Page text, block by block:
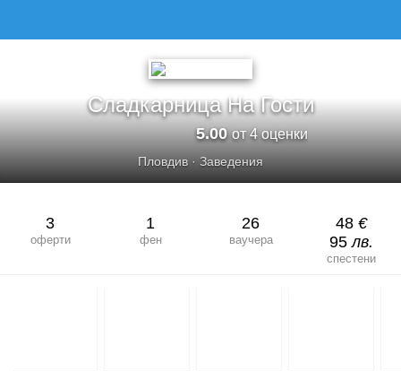
Сладкарница На Гости
5.00от 4 оценки
Пловдив· Заведения
3
оферти
1
фен
26
ваучера
48 €
95лв.
спестени